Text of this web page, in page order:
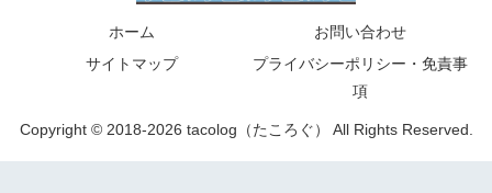
ホーム
お問い合わせ
サイトマップ
プライバシーポリシー・免責事
項
Copyright © 2018-2026 tacolog（たころぐ） All Rights Reserved.